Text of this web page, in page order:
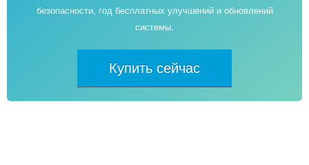
безопасности, год бесплатных улучшений и обновлений
системы.
Купить сейчас